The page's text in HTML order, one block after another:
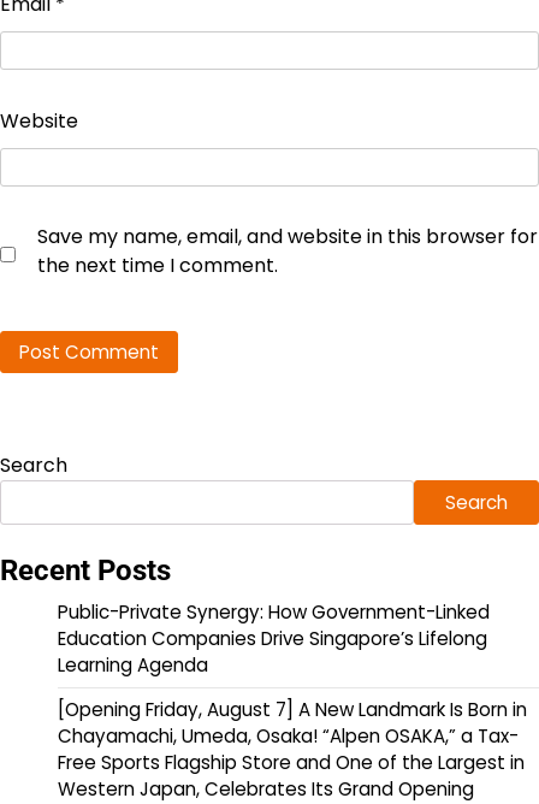
Website
Save my name, email, and website in this browser for
the next time I comment.
Search
Search
Recent Posts
Public-Private Synergy: How Government-Linked
Education Companies Drive Singapore’s Lifelong
Learning Agenda
[Opening Friday, August 7] A New Landmark Is Born in
Chayamachi, Umeda, Osaka! “Alpen OSAKA,” a Tax-
Free Sports Flagship Store and One of the Largest in
Western Japan, Celebrates Its Grand Opening